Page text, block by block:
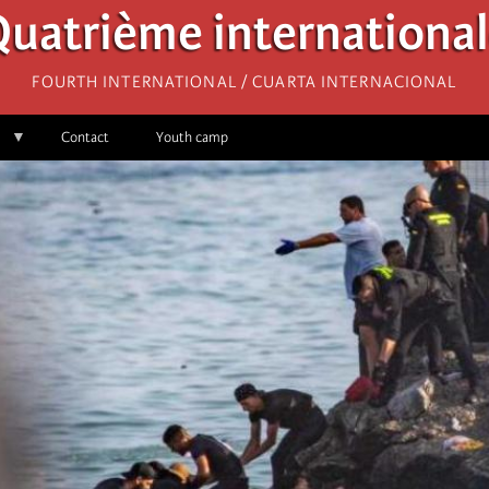
Fourth International / Cuarta Internacional
Contact Youth camp